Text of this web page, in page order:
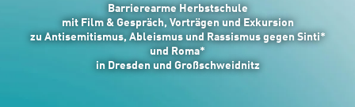
Barrierearme Herbstschule
mit Film & Gespräch, Vorträgen und Exkursion
zu Antisemitismus, Ableismus und Rassismus gegen Sinti*
und Roma*
in Dresden und Großschweidnitz